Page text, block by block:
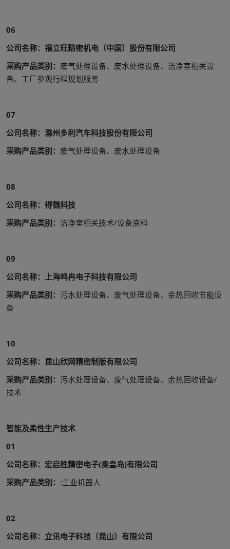
06
公司名称：福立旺精密机电（中国）股份有限公司
采购产品类别： 废气处理设备、废水处理设备、洁净室相关设
备、工厂参观行程规划服务
07
公司名称：滁州多利汽车科技股份有限公司
采购产品类别： 废气处理设备、废水处理设备
08
公司名称：得魏科技
采购产品类别： 洁净室相关技术/设备资料
09
公司名称：上海鸣冉电子科技有限公司
采购产品类别： 污水处理设备、废气处理设备、余热回收节能设
备
10
公司名称：昆山欣网精密制版有限公司
采购产品类别： 污水处理设备、废气处理设备、余热回收设备/
技术
智能及柔性生产技术
01
公司名称：宏启胜精密电子(秦皇岛)有限公司
采购产品类别： :工业机器人
02
公司名称：立讯电子科技（昆山）有限公司